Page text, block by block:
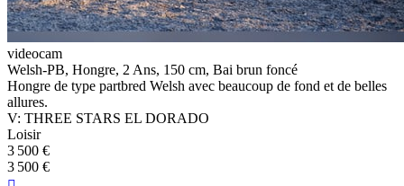
videocam
Welsh-PB, Hongre, 2 Ans, 150 cm, Bai brun foncé
Hongre de type partbred Welsh avec beaucoup de fond et de belles
allures.
V: THREE STARS EL DORADO
Loisir
3 500 €
3 500 €